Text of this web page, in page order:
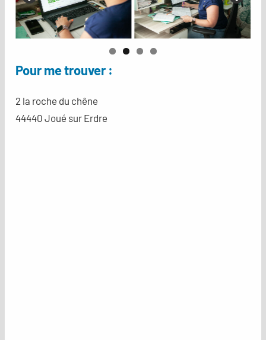
Pour me trouver :
2 la roche du chêne
44440 Joué sur Erdre